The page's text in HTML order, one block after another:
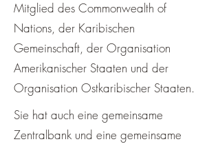
Mitglied des Commonwealth of
Nations, der Karibischen
Gemeinschaft, der Organisation
Amerikanischer Staaten und der
Organisation Ostkaribischer Staaten.
Sie hat auch eine gemeinsame
Zentralbank und eine gemeinsame